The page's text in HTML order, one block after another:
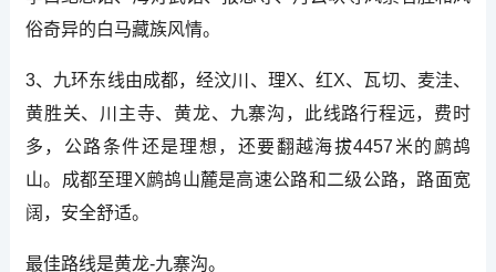
俗奇异的白马藏族风情。
3、九环东线由成都，经汶川、理X、红X、瓦切、麦洼、
黄胜关、川主寺、黄龙、九寨沟，此线路行程远，费时
多，公路条件还是理想，还要翻越海拔4457米的鹧鸪
山。成都至理X鹧鸪山麓是高速公路和二级公路，路面宽
阔，安全舒适。
最佳路线是黄龙-九寨沟。